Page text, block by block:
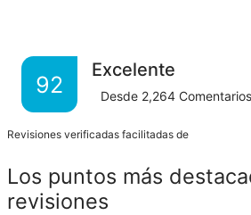
92
Excelente
Desde 2,264 Comentarios
Revisiones verificadas facilitadas de
Los puntos más
revisiones